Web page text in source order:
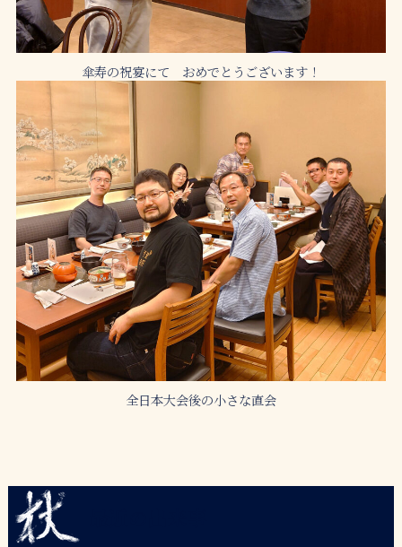
傘寿の祝宴にて おめでとうございます！
全日本大会後の小さな直会